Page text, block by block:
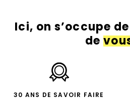
Ici, on s’occupe
de
30 ANS DE SAVOIR FAIRE